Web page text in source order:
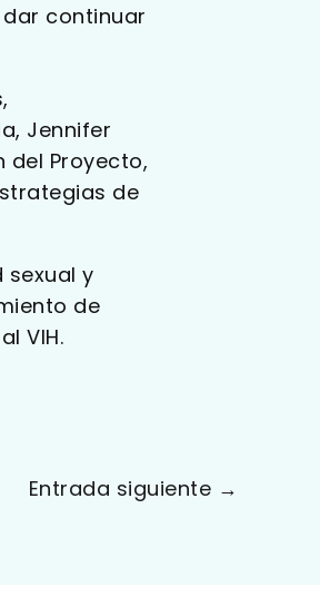
continuar
Jennifer
del Proyecto,
de
sexual y
de
VIH.
Entrada siguiente →